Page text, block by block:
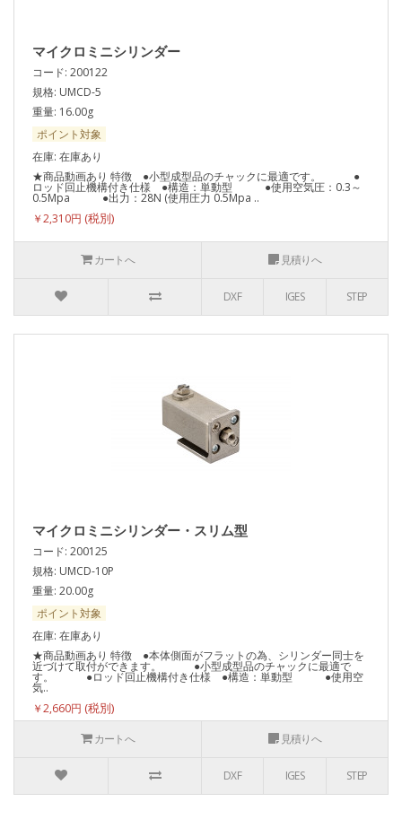
マイクロミニシリンダー
コード: 200122
規格: UMCD-5
重量: 16.00g
ポイント対象
在庫: 在庫あり
★商品動画あり 特徴 ●小型成型品のチャックに最適です。 ●
ロッド回止機構付き仕様 ●構造：単動型 ●使用空気圧：0.3～
0.5Mpa ●出力：28N (使用圧力 0.5Mpa ..
￥2,310円
カートへ 見積りへ
DXF IGES STEP
マイクロミニシリンダー・スリム型
コード: 200125
規格: UMCD-10P
重量: 20.00g
ポイント対象
在庫: 在庫あり
★商品動画あり 特徴 ●本体側面がフラットの為、シリンダー同士を
近づけて取付ができます。 ●小型成型品のチャックに最適で
す。 ●ロッド回止機構付き仕様 ●構造：単動型 ●使用空
気..
￥2,660円
カートへ
見積りへ
DXF IGES STEP